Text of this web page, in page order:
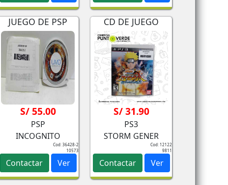
JUEGO DE PSP
S/ 55.00
PSP
INCOGNITO
Cod: 36428-2
10573
Contactar Ver
CD DE JUEGO
S/ 31.90
PS3
STORM GENER
Cod: 12122
9811
Contactar Ver